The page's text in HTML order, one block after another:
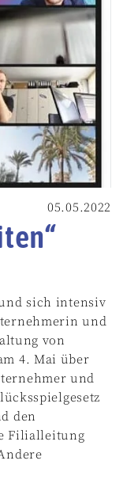
05.05.2022
sich intensiv
und
von
4. Mai über
und
den
Filialleitung